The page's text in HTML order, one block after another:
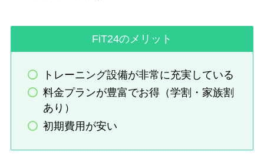
FiT24のメリット
トレーニング設備が非常に充実している
料金プランが豊富でお得（学割・家族割
あり）
初期費用が安い